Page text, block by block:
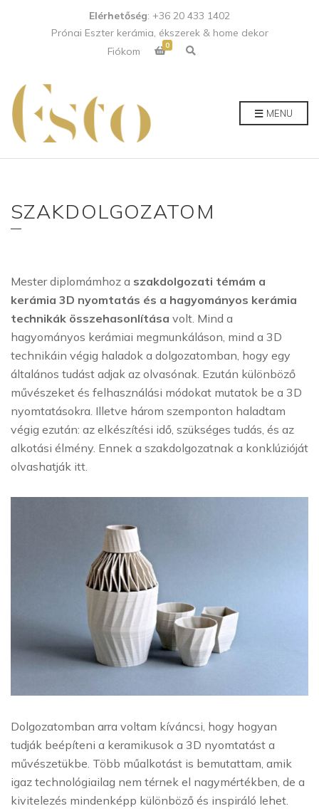
Elérhetőség: +36 20 433 1402
Prónai Eszter kerámia, ékszerek & home dekor
Fiókom
0 E
x
c
c
MENU
SZAKDOLGOZATOM
Mester diplomámhoz a szakdolgozati témám a
kerámia 3D nyomtatás és a hagyományos kerámia
technikák összehasonlítása volt. Mind a
hagyományos kerámiai megmunkáláson, mind a 3D
technikáin végig haladok a dolgozatomban, hogy egy
általános tudást adjak az olvasónak. Ezután különböző
művészeket és felhasználási módokat mutatok be a 3D
nyomtatásokra. Illetve három szemponton haladtam
végig ezután: az elkészítési idő, szükséges tudás, és az
alkotási élmény. Ennek a szakdolgozatnak a konklúzióját
olvashatják itt.
Dolgozatomban arra voltam kíváncsi, hogy hogyan
tudják beépíteni a keramikusok a 3D nyomtatást a
művészetükbe. Több műalkotást is bemutattam, amik
igaz technológiailag nem térnek el nagymértékben, de a
kivitelezés mindenképp különböző és inspiráló lehet.